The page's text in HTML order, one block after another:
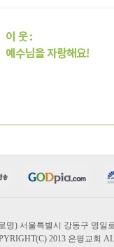
명) 서울특별시 강동구 명일
2013 은평교회